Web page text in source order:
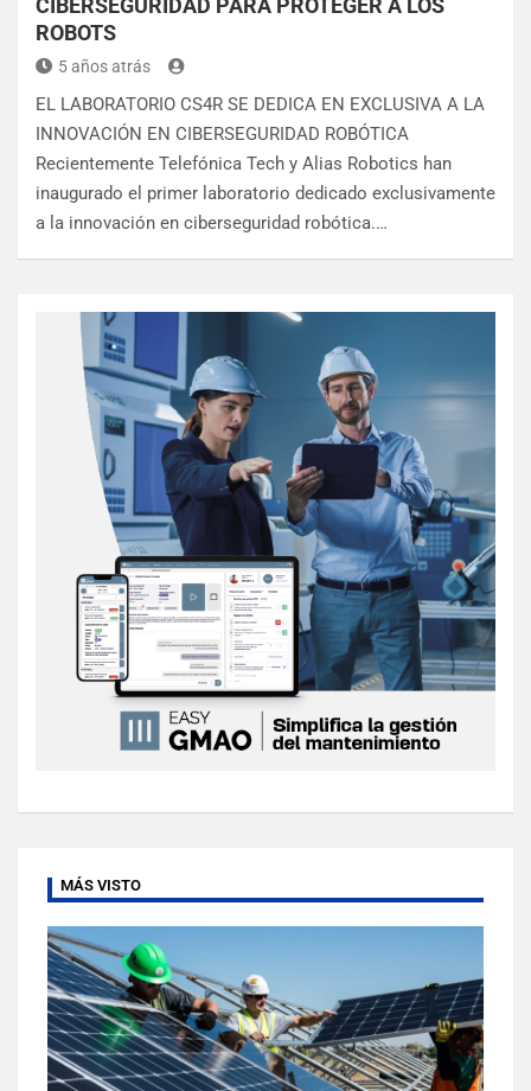
CIBERSEGURIDAD PARA PROTEGER A LOS
ROBOTS
5 años atrás
EL LABORATORIO CS4R SE DEDICA EN EXCLUSIVA A LA
INNOVACIÓN EN CIBERSEGURIDAD ROBÓTICA
Recientemente Telefónica Tech y Alias Robotics han
inaugurado el primer laboratorio dedicado exclusivamente
a la innovación en ciberseguridad robótica.…
MÁS VISTO